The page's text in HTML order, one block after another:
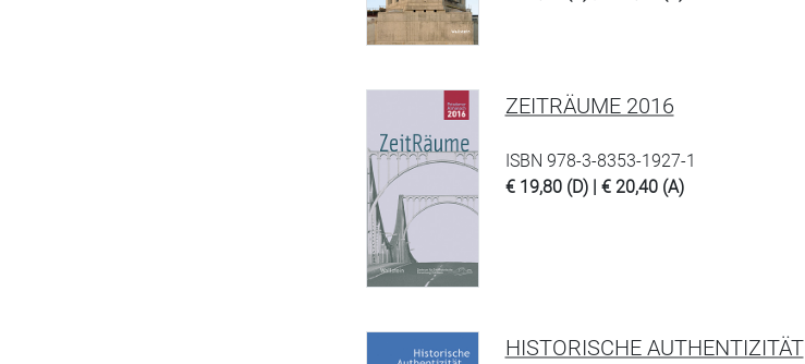
ZEITRÄUME 2016
ISBN 978-3-8353-1927-1
€ 19,80 (D) | € 20,40 (A)
HISTORISCHE AUTHENTIZITÄT